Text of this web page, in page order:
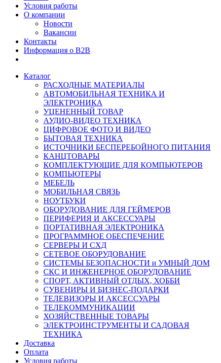
Условия работы
О компании
Новости
Вакансии
Контакты
Информация о B2B
Каталог
РАСХОДНЫЕ МАТЕРИАЛЫ
АВТОМОБИЛЬНАЯ ТЕХНИКА И
ЭЛЕКТРОНИКА
УЦЕНЕННЫЙ ТОВАР
АУДИО-ВИДЕО ТЕХНИКА
ЦИФРОВОЕ ФОТО И ВИДЕО
БЫТОВАЯ ТЕХНИКА
ИСТОЧНИКИ БЕСПЕРЕБОЙНОГО ПИТАНИЯ
КАНЦТОВАРЫ
КОМПЛЕКТУЮЩИЕ ДЛЯ КОМПЬЮТЕРОВ
КОМПЬЮТЕРЫ
МЕБЕЛЬ
МОБИЛЬНАЯ СВЯЗЬ
НОУТБУКИ
ОБОРУДОВАНИЕ ДЛЯ ГЕЙМЕРОВ
ПЕРИФЕРИЯ И АКСЕССУАРЫ
ПОРТАТИВНАЯ ЭЛЕКТРОНИКА
ПРОГРАММНОЕ ОБЕСПЕЧЕНИЕ
СЕРВЕРЫ И СХД
СЕТЕВОЕ ОБОРУДОВАНИЕ
СИСТЕМЫ БЕЗОПАСНОСТИ и УМНЫЙ ДОМ
СКС И ИНЖЕНЕРНОЕ ОБОРУДОВАНИЕ
СПОРТ, АКТИВНЫЙ ОТДЫХ, ХОББИ
СУВЕНИРЫ И БИЗНЕС-ПОДАРКИ
ТЕЛЕВИЗОРЫ И АКСЕССУАРЫ
ТЕЛЕКОММУНИКАЦИИ
ХОЗЯЙСТВЕННЫЕ ТОВАРЫ
ЭЛЕКТРОИНСТРУМЕНТЫ И САДОВАЯ
ТЕХНИКА
Доставка
Оплата
Условия работы